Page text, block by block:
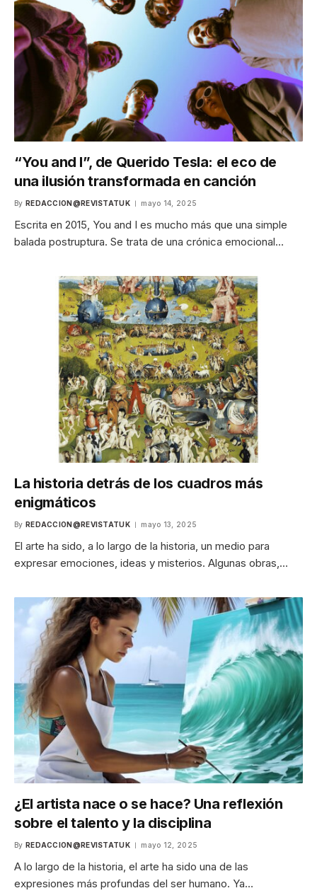
“You and I”, de Querido Tesla: el eco de
una ilusión transformada en canción
By REDACCION@REVISTATUK mayo 14, 2025
Escrita en 2015, You and I es mucho más que una simple
balada postruptura. Se trata de una crónica emocional…
La historia detrás de los cuadros más
enigmáticos
By REDACCION@REVISTATUK mayo 13, 2025
El arte ha sido, a lo largo de la historia, un medio para
expresar emociones, ideas y misterios. Algunas obras,…
¿El artista nace o se hace? Una reflexión
sobre el talento y la disciplina
By REDACCION@REVISTATUK mayo 12, 2025
A lo largo de la historia, el arte ha sido una de las
expresiones más profundas del ser humano. Ya…